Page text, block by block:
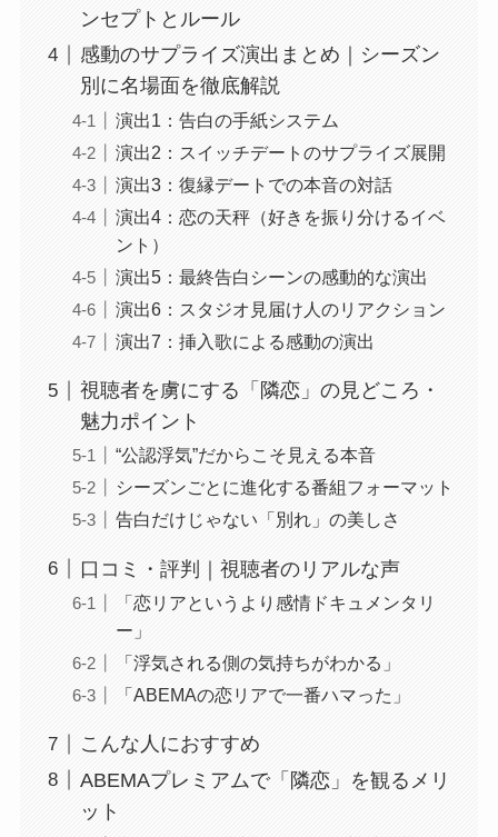
ンセプトとルール
感動のサプライズ演出まとめ｜シーズン
別に名場面を徹底解説
演出1：告白の手紙システム
演出2：スイッチデートのサプライズ展開
演出3：復縁デートでの本音の対話
演出4：恋の天秤（好きを振り分けるイベ
ント）
演出5：最終告白シーンの感動的な演出
演出6：スタジオ見届け人のリアクション
演出7：挿入歌による感動の演出
視聴者を虜にする「隣恋」の見どころ・
魅力ポイント
“公認浮気”だからこそ見える本音
シーズンごとに進化する番組フォーマット
告白だけじゃない「別れ」の美しさ
口コミ・評判｜視聴者のリアルな声
「恋リアというより感情ドキュメンタリ
ー」
「浮気される側の気持ちがわかる」
「ABEMAの恋リアで一番ハマった」
こんな人におすすめ
ABEMAプレミアムで「隣恋」を観るメリ
ット